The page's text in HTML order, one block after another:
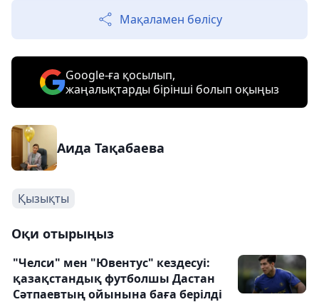
Мақаламен бөлісу
Google-ға қосылып,
жаңалықтарды бірінші болып оқыңыз
Аида Тақабаева
Қызықты
Оқи отырыңыз
"Челси" мен "Ювентус" кездесуі:
қазақстандық футболшы Дастан
Сәтпаевтың ойынына баға берілді